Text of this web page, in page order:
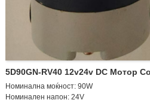
5D90GN-RV40 12v24v DC Мотор
Номинална моќност: 90W
Номинален напон: 24V